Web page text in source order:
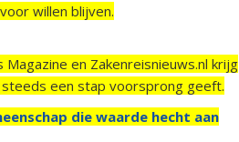
willen blijven.
en Zakenreisnieuws.nl krijg
een stap voorsprong geeft.
die waarde hecht aan